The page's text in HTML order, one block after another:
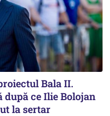
Bala II.
după ce Ilie Bolojan
la sertar